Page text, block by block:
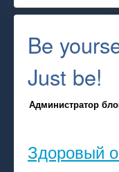
Be
Just be!
Администратор
Здоровый